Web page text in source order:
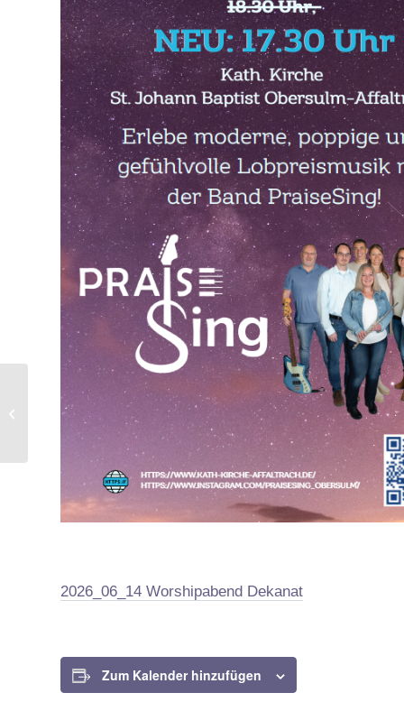
2026_06_14 Worshipabend Dekanat
Zum Kalender hinzufügen
Wege durch St. Franziskus